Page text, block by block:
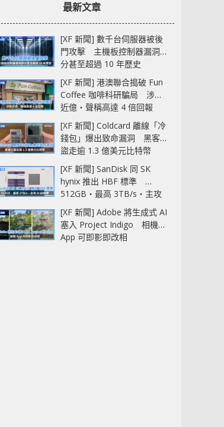
最新文章
[XF 新聞] 數千台伺服器被後
門攻擊 主機板控制器漏洞部
分甚至超過 10 年歷史
[XF 新聞] 港澳聯合搗破 Fun
Coffee 咖啡科研騙局 涉款
近億‧聲稱高達 4 倍回報
[XF 新聞] Coldcard 離線「冷
錢包」爆出致命漏洞 黑客已
盜走逾 1.3 億美元比特幣
[XF 新聞] SanDisk 同 SK
hynix 推出 HBF 標準
512GB‧最高 3TB/s‧主攻
AI 記憶體
[XF 新聞] Adobe 將生成式 AI
塞入 Project Indigo 相機
App 可即影即改相